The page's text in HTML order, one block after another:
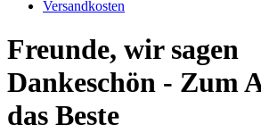
Versandkosten
Freunde, wir sagen
Dankeschön - Zum
das Beste